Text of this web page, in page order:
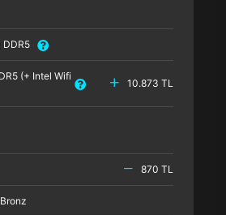
DDR5
(+ Intel Wifi
10.873 TL
870 TL